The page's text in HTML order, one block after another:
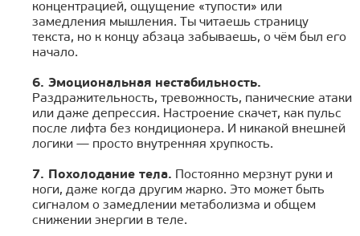
концентрацией, ощущение «тупости» или
замедления мышления. Ты читаешь страницу
текста, но к концу абзаца забываешь, о чём был его
начало.
6. Эмоциональная нестабильность.
Раздражительность, тревожность, панические атаки
или даже депрессия. Настроение скачет, как пульс
после лифта без кондиционера. И никакой внешней
логики — просто внутренняя хрупкость.
7. Похолодание тела. Постоянно мерзнут руки и
ноги, даже когда другим жарко. Это может быть
сигналом о замедлении метаболизма и общем
снижении энергии в теле.